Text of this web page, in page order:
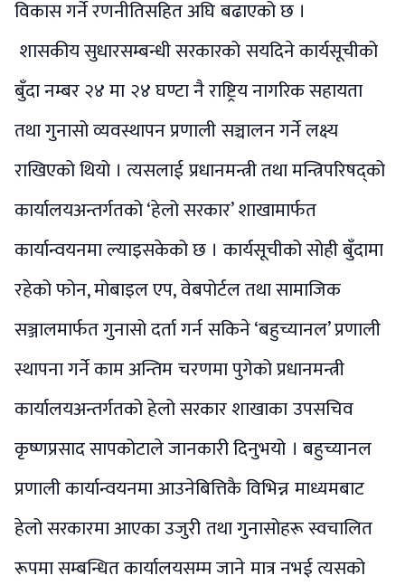
विकास गर्ने रणनीतिसहित अघि बढाएको छ ।
शासकीय सुधारसम्बन्धी सरकारको सयदिने कार्यसूचीको
बुँदा नम्बर २४ मा २४ घण्टा नै राष्ट्रिय नागरिक सहायता
तथा गुनासो व्यवस्थापन प्रणाली सञ्चालन गर्ने लक्ष्य
राखिएको थियो । त्यसलाई प्रधानमन्त्री तथा मन्त्रिपरिषद्को
कार्यालयअन्तर्गतको ‘हेलो सरकार’ शाखामार्फत
कार्यान्वयनमा ल्याइसकेको छ । कार्यसूचीको सोही बुँदामा
रहेको फोन, मोबाइल एप, वेबपोर्टल तथा सामाजिक
सञ्जालमार्फत गुनासो दर्ता गर्न सकिने ‘बहुच्यानल’ प्रणाली
स्थापना गर्ने काम अन्तिम चरणमा पुगेको प्रधानमन्त्री
कार्यालयअन्तर्गतको हेलो सरकार शाखाका उपसचिव
कृष्णप्रसाद सापकोटाले जानकारी दिनुभयो । बहुच्यानल
प्रणाली कार्यान्वयनमा आउनेबित्तिकै विभिन्न माध्यमबाट
हेलो सरकारमा आएका उजुरी तथा गुनासोहरू स्वचालित
रूपमा सम्बन्धित कार्यालयसम्म जाने मात्र नभई त्यसको